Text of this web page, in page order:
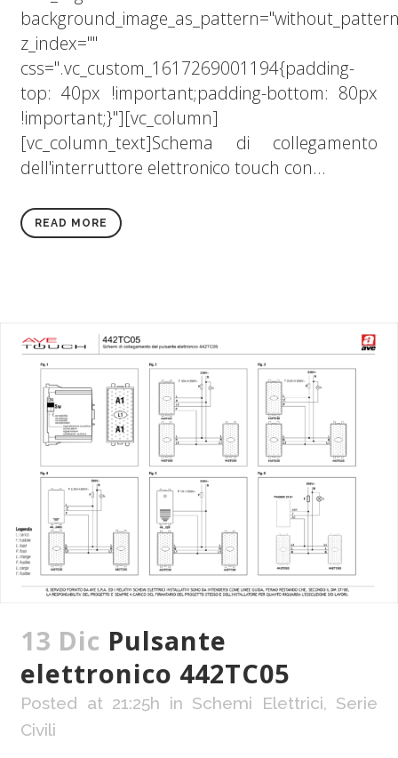
z_index=""
css=".vc_custom_1617269001194{padding-
top: 40px !important;padding-bottom: 80px
!important;}"][vc_column]
[vc_column_text]Schema di collegamento
dell'interruttore elettronico touch con...
READ MORE
13 Dic Pulsante
elettronico 442TC05
Posted at 21:25h in Schemi Elettrici, Serie
Civili